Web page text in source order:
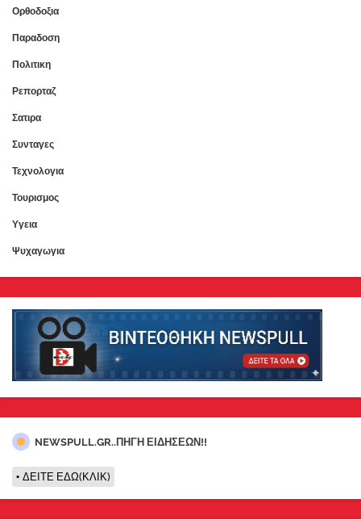
Ορθοδοξια
Παραδοση
Πολιτικη
Ρεπορταζ
Σατιρα
Συνταγες
Τεχνολογια
Τουρισμος
Υγεια
Ψυχαγωγια
NEWSPULL.GR..ΠΗΓΗ ΕΙΔΗΣΕΩΝ!!
ΔΕΙΤΕ ΕΔΩ(ΚΛΙΚ)